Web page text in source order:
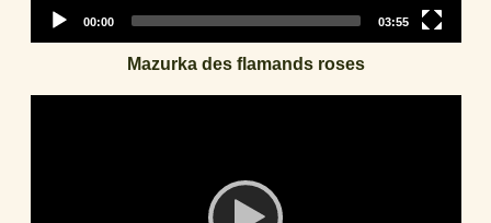
Current
00:00
Total
duration
03:55
Mazurka des flamands roses